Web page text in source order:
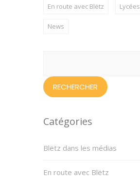
En route avec Blëtz Lycées
News
Catégories
Blëtz dans les médias
En route avec Blëtz